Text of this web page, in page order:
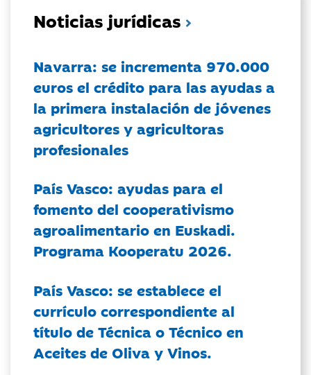
Noticias jurídicas
Navarra: se incrementa 970.000
euros el crédito para las ayudas a
la primera instalación de jóvenes
agricultores y agricultoras
profesionales
País Vasco: ayudas para el
fomento del cooperativismo
agroalimentario en Euskadi.
Programa Kooperatu 2026.
País Vasco: se establece el
currículo correspondiente al
título de Técnica o Técnico en
Aceites de Oliva y Vinos.